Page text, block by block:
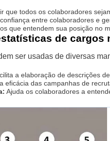
que todos os colaboradores
entre colaboradores e
que entendem sua posição no
de cargos
ser usadas de diversas
a elaboração de descrições
eficácia das campanhas de
Ajuda os colaboradores a